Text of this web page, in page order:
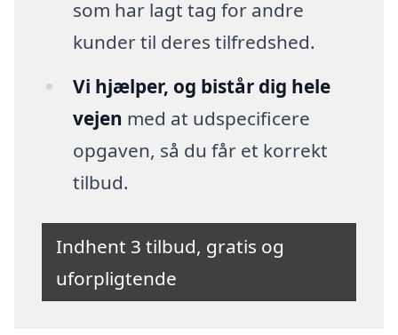
som har lagt tag for andre
kunder til deres tilfredshed.
Vi hjælper, og bistår dig hele
vejen med at udspecificere
opgaven, så du får et korrekt
tilbud.
Indhent 3 tilbud, gratis og
uforpligtende